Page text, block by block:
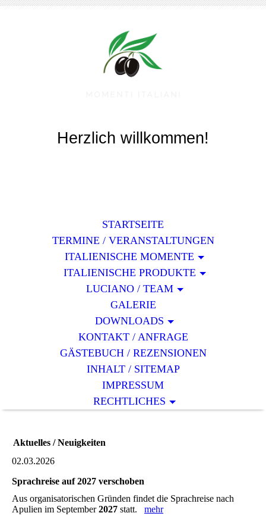
Herzlich willkommen!
STARTSEITE
TERMINE / VERANSTALTUNGEN
ITALIENISCHE MOMENTE
ITALIENISCHE PRODUKTE
LUCIANO / TEAM
GALERIE
DOWNLOADS
KONTAKT / ANFRAGE
GÄSTEBUCH / REZENSIONEN
INHALT / SITEMAP
IMPRESSUM
RECHTLICHES
Aktuelles / Neuigkeiten
02.03.2026
Sprachreise auf 2027 verschoben
Aus organisatorischen Gründen findet die Sprachreise nach
Apulien im September2027 statt. mehr